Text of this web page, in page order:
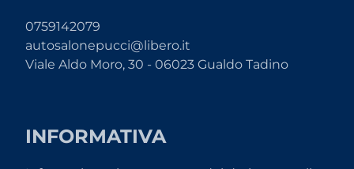
0759142079
autosalonepucci@libero.it
Viale Aldo Moro, 30 - 06023 Gualdo Tadino
INFORMATIVA